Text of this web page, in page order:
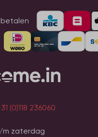
(0)118 236060
zaterdag